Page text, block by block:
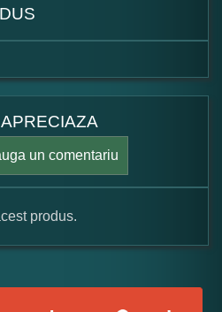
un comentariu
produs.